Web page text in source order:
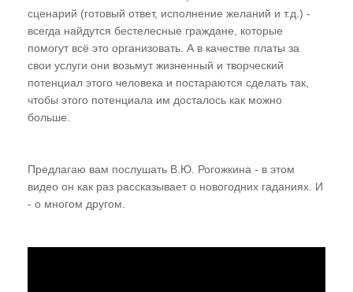
сценарий (готовый ответ, исполнение желаний и т.д.) -
всегда найдутся бестелесные граждане, которые
помогут всё это организовать. А в качестве платы за
свои услуги они возьмут жизненный и творческий
потенциал этого человека и постараются сделать так,
чтобы этого потенциала им досталось как можно
больше.
Предлагаю вам послушать В.Ю. Рогожкина - в этом
видео он как раз рассказывает о новогодних гаданиях. И
- о многом другом.